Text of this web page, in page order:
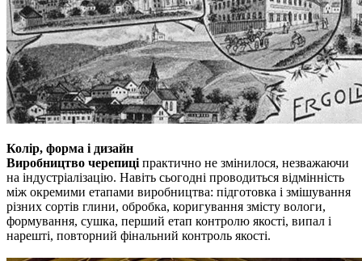
Колір, форма і дизайн
Виробництво черепиці практично не змінилося, незважаючи
на індустріалізацію. Навіть сьогодні проводиться відмінність
між окремими етапами виробництва: підготовка і змішування
різних сортів глини, обробка, коригування змісту вологи,
формування, сушка, перший етап контролю якості, випал і
нарешті, повторний фінальний контроль якості.